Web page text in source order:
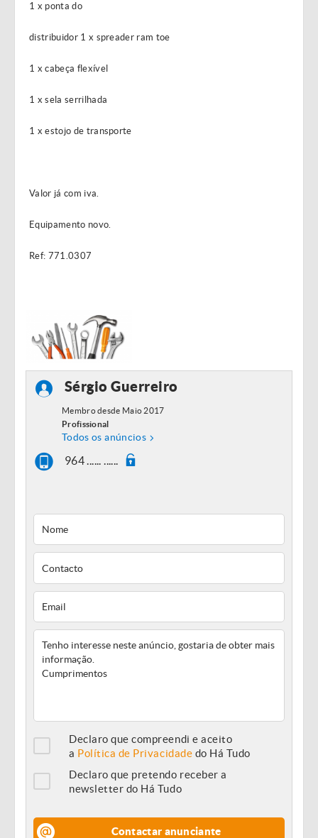
1 x ponta do
distribuidor 1 x spreader ram toe
1 x cabeça flexível
1 x sela serrilhada
1 x estojo de transporte
Valor já com iva.
Equipamento novo.
Ref: 771.0307
Sérgio Guerreiro
Membro desde Maio 2017
Profissional
Todos os anúncios
964 ...... ......
Declaro que compreendi e aceito
a Política de Privacidade do Há Tudo
Declaro que pretendo receber a
newsletter do Há Tudo
Contactar anunciante